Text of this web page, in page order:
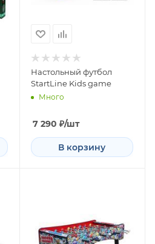
Настольный футбол
StartLine Kids game
Много
7 290 ₽/шт
В корзину